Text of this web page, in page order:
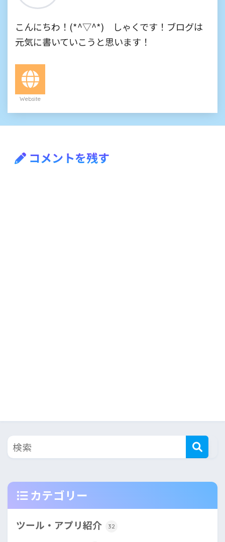
こんにちわ！(*^▽^*) しゃくです！ブログは
元気に書いていこうと思います！
Website
コメントを残す
カテゴリー
ツール・アプリ紹介 32